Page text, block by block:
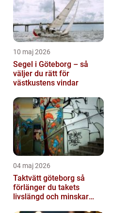
10 maj 2026
Segel i Göteborg – så
väljer du rätt för
västkustens vindar
04 maj 2026
Taktvätt göteborg så
förlänger du takets
livslängd och minskar